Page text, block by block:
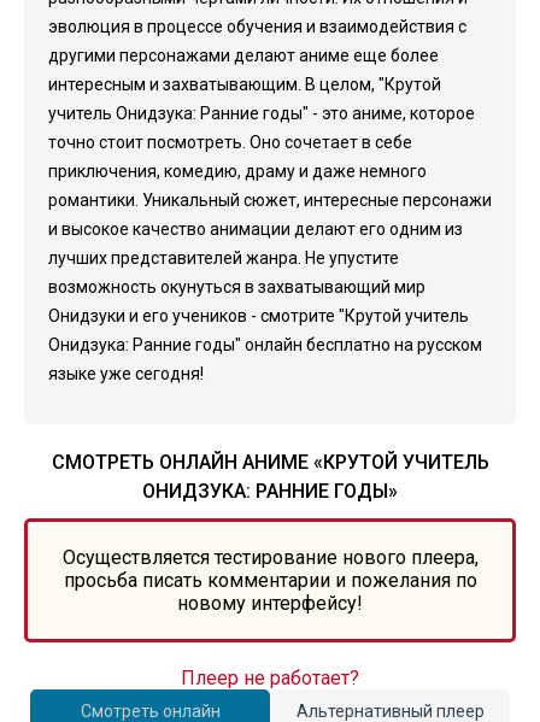
эволюция в процессе обучения и взаимодействия с
другими персонажами делают аниме еще более
интересным и захватывающим. В целом, "Крутой
учитель Онидзука: Ранние годы" - это аниме, которое
точно стоит посмотреть. Оно сочетает в себе
приключения, комедию, драму и даже немного
романтики. Уникальный сюжет, интересные персонажи
и высокое качество анимации делают его одним из
лучших представителей жанра. Не упустите
возможность окунуться в захватывающий мир
Онидзуки и его учеников - смотрите "Крутой учитель
Онидзука: Ранние годы" онлайн бесплатно на русском
языке уже сегодня!
СМОТРЕТЬ ОНЛАЙН АНИМЕ «КРУТОЙ УЧИТЕЛЬ
ОНИДЗУКА: РАННИЕ ГОДЫ»
Осуществляется тестирование нового плеера,
просьба писать комментарии и пожелания по
новому интерфейсу!
Смотреть онлайн Альтернативный плеер
Плеер не работает?